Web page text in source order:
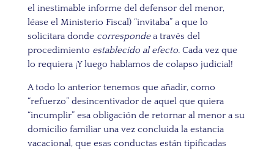
el inestimable informe del defensor del menor,
léase el Ministerio Fiscal) “invitaba” a que lo
solicitara donde correspondea través del
procedimiento establecido al efecto.Cada vez que
lo requiera ¡Y luego hablamos de colapso judicial!
A todo lo anterior tenemos que añadir, como
“refuerzo” desincentivador de aquel que quiera
“incumplir” esa obligación de retornar al menor a su
domicilio familiar una vez concluida la estancia
vacacional, que esas conductas están tipificadas